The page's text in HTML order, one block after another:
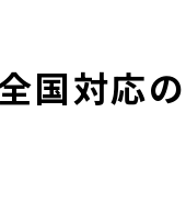
国対応の